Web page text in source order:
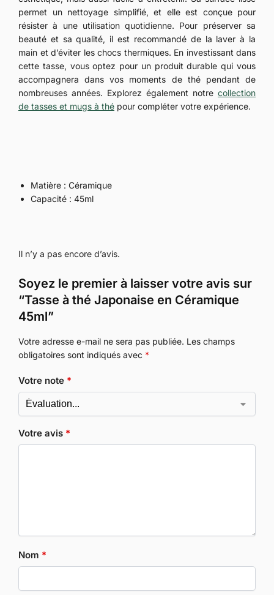
permet un nettoyage simplifié, et elle est conçue pour
résister à une utilisation quotidienne. Pour préserver sa
beauté et sa qualité, il est recommandé de la laver à la
main et d’éviter les chocs thermiques. En investissant dans
cette tasse, vous optez pour un produit durable qui vous
accompagnera dans vos moments de thé pendant de
nombreuses années. Explorez également notre collection
de tasses et mugs à thé pour compléter votre expérience.
Matière : Céramique
Capacité : 45ml
Il n’y a pas encore d’avis.
Soyez le premier à laisser votre avis sur
“Tasse à thé Japonaise en Céramique
45ml”
Votre adresse e-mail ne sera pas publiée. Les champs
obligatoires sont indiqués avec *
Votre note *
Votre avis *
Nom *